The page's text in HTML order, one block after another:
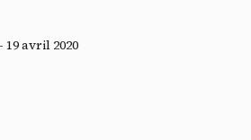
- 19 avril 2020